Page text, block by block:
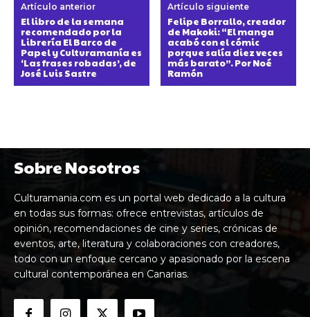
Artículo anterior
El libro de la semana
recomendado por la
Librería El Barco de
Papel y Culturamanía es
‘Las frases robadas’, de
José Luis Sastre
Artículo siguiente
Felipe Borrallo, creador
de Makoki: “El manga
acabó con el cómic
porque salía diez veces
más barato”. Por Noé
Ramón
Sobre Nosotros
Culturamania.com es un portal web dedicado a la cultura
en todas sus formas: ofrece entrevistas, artículos de
opinión, recomendaciones de cine y series, crónicas de
eventos, arte, literatura y colaboraciones con creadores,
todo con un enfoque cercano y apasionado por la escena
cultural contemporánea en Canarias.